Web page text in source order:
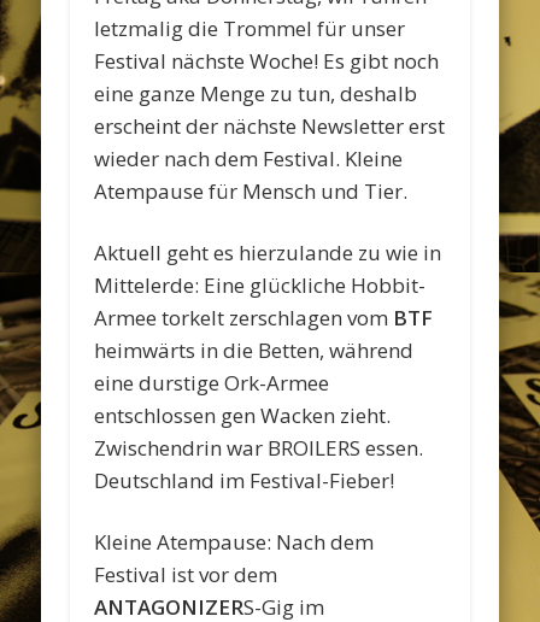
letzmalig die Trommel für unser
Festival nächste Woche! Es gibt noch
eine ganze Menge zu tun, deshalb
erscheint der nächste Newsletter erst
wieder nach dem Festival. Kleine
Atempause für Mensch und Tier.
Aktuell geht es hierzulande zu wie in
Mittelerde: Eine glückliche Hobbit-
Armee torkelt zerschlagen vom BTF
heimwärts in die Betten, während
eine durstige Ork-Armee
entschlossen gen Wacken zieht.
Zwischendrin war BROILERS essen.
Deutschland im Festival-Fieber!
Kleine Atempause: Nach dem
Festival ist vor dem
ANTAGONIZERS-Gig im